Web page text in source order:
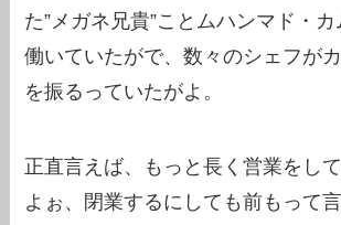
た”メガネ兄貴”ことムハンマド・
働いていたがで、数々のシェフが
を振るっていたがよ。
正直言えば、もっと長く営業をし
よぉ、閉業するにしても前もって